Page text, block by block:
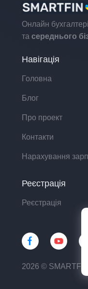
Онлайн
та середнього
2026 ©
Навігація
Головна
Блог
Про проект
Контакти
Нарахування
Реєстрація
Реєстрація